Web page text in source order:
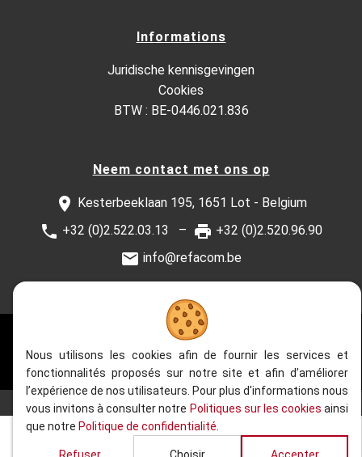
Nous utilisons les cookies afin de fournir les services et
fonctionnalités proposés sur notre site et afin d’améliorer
l’expérience de nos utilisateurs. Pour plus d'informations nous
vous invitons à consulter notre Politiques sur les cookies ainsi
que notre Politique de confidentialité
Refuser Choisir
Informations
Juridische kennisgevingen
Cookies
BTW : BE-0446.021.836
Neem contact met ons op
Kesterbeeklaan 195, 1651 Lot - Belgium
+32 (0)2.522.03.13
+32 (0)2.520.96.90
info@refacom.be
| Refacom, Alle rechten voorbehouden